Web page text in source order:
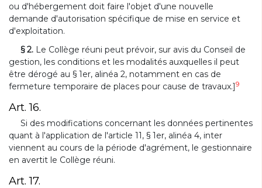
ou d'hébergement doit faire l'objet d'une nouvelle
demande d'autorisation spécifique de mise en service et
d'exploitation.
§ 2. Le Collège réuni peut prévoir, sur avis du Conseil de
gestion, les conditions et les modalités auxquelles il peut
être dérogé au § 1er, alinéa 2, notamment en cas de
fermeture temporaire de places pour cause de travaux.]9
Art. 16.
Si des modifications concernant les données pertinentes
quant à l'application de l'article 11, § 1er, alinéa 4, inter
viennent au cours de la période d'agrément, le gestionnaire
en avertit le Collège réuni.
Art. 17.